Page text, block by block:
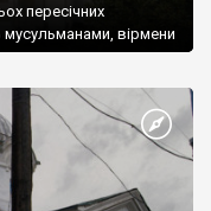
пересічних
мусульманами, вірмени